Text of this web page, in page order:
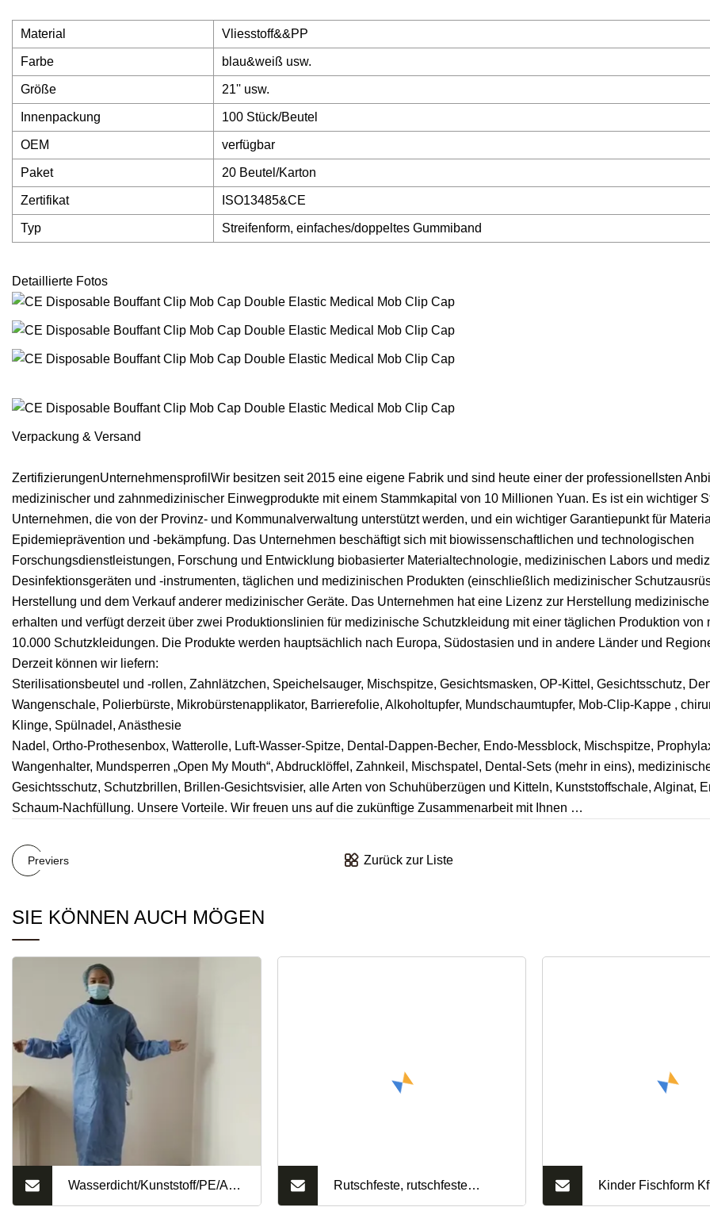
Material Vliesstoff&&PP
Farbe blau&weiß usw.
Größe 21'' usw.
Innenpackung 100 Stück/Beutel
OEM verfügbar
Paket 20 Beutel/Karton
Zertifikat ISO13485&CE
Typ Streifenform, einfaches/doppeltes Gummiband
Detaillierte Fotos
Verpackung & Versand
ZertifizierungenUnternehmensprofilWir besitzen seit 2015 eine eigene Fabrik und sind heute einer der professionellsten
medizinischer und zahnmedizinischer Einwegprodukte mit einem Stammkapital von 10 Millionen Yuan. Es ist ein wichtiger
Unternehmen, die von der Provinz- und Kommunalverwaltung unterstützt werden, und ein wichtiger Garantiepunkt für
Epidemieprävention und -bekämpfung. Das Unternehmen beschäftigt sich mit biowissenschaftlichen und technologischen
Forschungsdienstleistungen, Forschung und Entwicklung biobasierter Materialtechnologie, medizinischen Labors und
Desinfektionsgeräten und -instrumenten, täglichen und medizinischen Produkten (einschließlich medizinischer
Herstellung und dem Verkauf anderer medizinischer Geräte. Das Unternehmen hat eine Lizenz zur Herstellung
erhalten und verfügt derzeit über zwei Produktionslinien für medizinische Schutzkleidung mit einer täglichen Produktion von
10.000 Schutzkleidungen. Die Produkte werden hauptsächlich nach Europa, Südostasien und in andere Länder und
Derzeit können wir liefern:
Sterilisationsbeutel und -rollen, Zahnlätzchen, Speichelsauger, Mischspitze, Gesichtsmasken, OP-Kittel, Gesichtsschutz,
Wangenschale, Polierbürste, Mikrobürstenapplikator, Barrierefolie, Alkoholtupfer, Mundschaumtupfer, Mob-Clip-Kappe ,
Klinge, Spülnadel, Anästhesie
Nadel, Ortho-Prothesenbox, Watterolle, Luft-Wasser-Spitze, Dental-Dappen-Becher, Endo-Messblock, Mischspitze,
Wangenhalter, Mundsperren „Open My Mouth“, Abdrucklöffel, Zahnkeil, Mischspatel, Dental-Sets (mehr in eins),
Gesichtsschutz, Schutzbrillen, Brillen-Gesichtsvisier, alle Arten von Schuhüberzügen und Kitteln, Kunststoffschale, Alginat,
Schaum-Nachfüllung. Unsere Vorteile. Wir freuen uns auf die zukünftige Zusammenarbeit mit Ihnen …
Previers Zurück zur Liste
SIE KÖNNEN AUCH MÖGEN
Wasserdicht/Kunststoff/PE/Arbeit/Sicherheit/Kleidung/SMSRutschfeste, rutschfeste Kinder Fischform